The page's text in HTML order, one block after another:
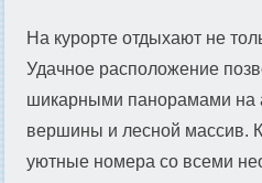
На курорте отдыхают не
Удачное расположение
шикарными панорамами на
вершины и лесной массив.
уютные номера со всеми